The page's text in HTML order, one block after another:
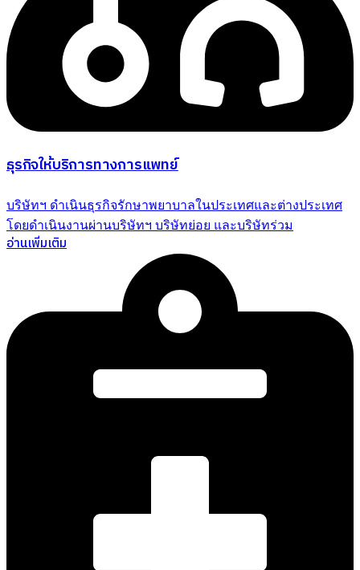
ธุรกิจให้บริการทางการแพทย์
บริษัทฯ ดำเนินธุรกิจรักษาพยาบาลในประเทศและต่างประเทศ
โดยดําเนินงานผ่านบริษัทฯ บริษัทย่อย และบริษัทร่วม
อ่านเพิ่มเติม